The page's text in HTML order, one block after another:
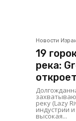
Новости
19
река:
реку (Lazy
индустрии
высокая...